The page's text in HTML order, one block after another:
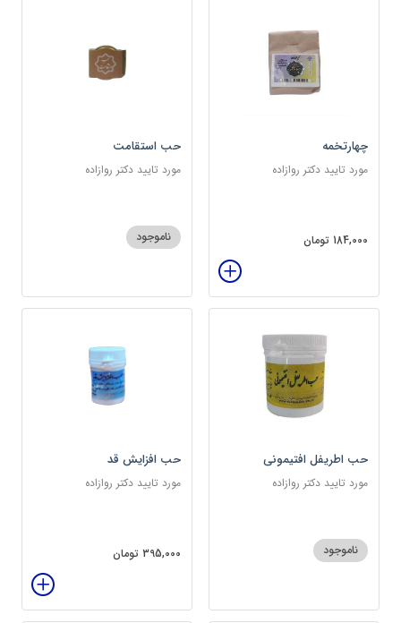
چهارتخمه
مورد تایید دکتر روازاده
184,000 تومان
حب استقامت
مورد تایید دکتر روازاده
ناموجود
حب اطریفل افتیمونی
مورد تایید دکتر روازاده
ناموجود
حب افزایش قد
مورد تایید دکتر روازاده
395,000 تومان